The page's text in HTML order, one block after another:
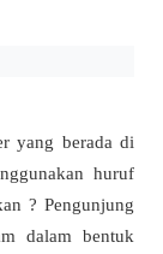
yang berada di
huruf
? Pengunjung
dalam bentuk